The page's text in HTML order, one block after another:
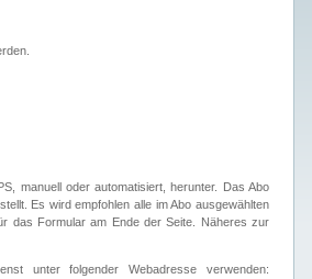
manuell oder automatisiert, herunter. Das Abo
Es wird empfohlen alle im Abo ausgewählten
das Formular am Ende der Seite. Näheres zur
unter folgender Webadresse verwenden: